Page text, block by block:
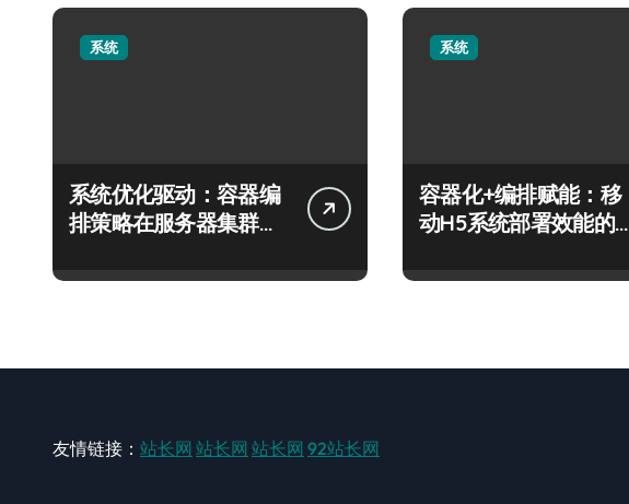
系统
系统优化驱动：容器编
排策略在服务器集群的
系统
容器化+编排赋能：移
动H5系统部署效能的科
友情链接： 站长网 站长网 站长网 92站长网